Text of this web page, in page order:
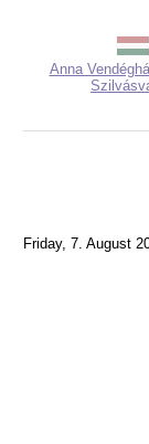
Anna
Friday, 7. August